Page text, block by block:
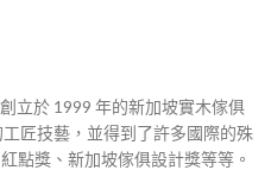
立於 1999 年的新加坡實木傢俱
匠技藝，並得到了許多國際的殊
點獎、新加坡傢俱設計獎等等。